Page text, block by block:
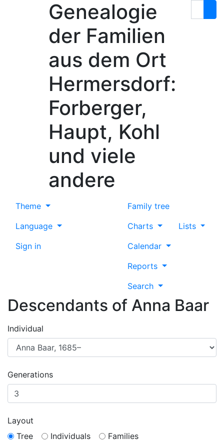
Genealogie
der Familien
aus dem Ort
Hermersdorf:
Forberger,
Haupt, Kohl
und viele
andere
Theme
Language
Sign in
Family tree
Charts
Lists
Calendar
Reports
Search
Descendants of Anna Baar
Individual
Generations
Layout
Tree
Individuals Families